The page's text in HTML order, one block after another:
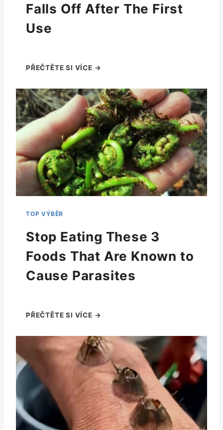
Falls Off After The First
Use
Stop Eating These 3
Foods That Are Known to
Cause Parasites